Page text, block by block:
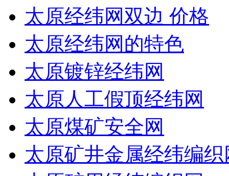
太原经纬网双边 价格
太原经纬网的特色
太原镀锌经纬网
太原人工假顶经纬网
太原煤矿安全网
太原矿井金属经纬编织